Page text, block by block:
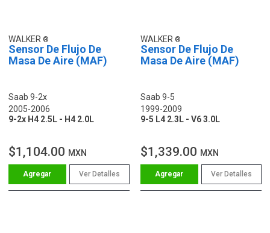
WALKER
Sensor De Flujo De
Masa De Aire (MAF)
Saab 9-2x
2005-2006
9-2x H4 2.5L - H4 2.0L
$1,104.00 MXN
Ver Detalles
WALKER
Sensor De Flujo De
Masa De Aire (MAF)
Saab 9-5
1999-2009
9-5 L4 2.3L - V6 3.0L
$1,339.00 MXN
Ver Detalles